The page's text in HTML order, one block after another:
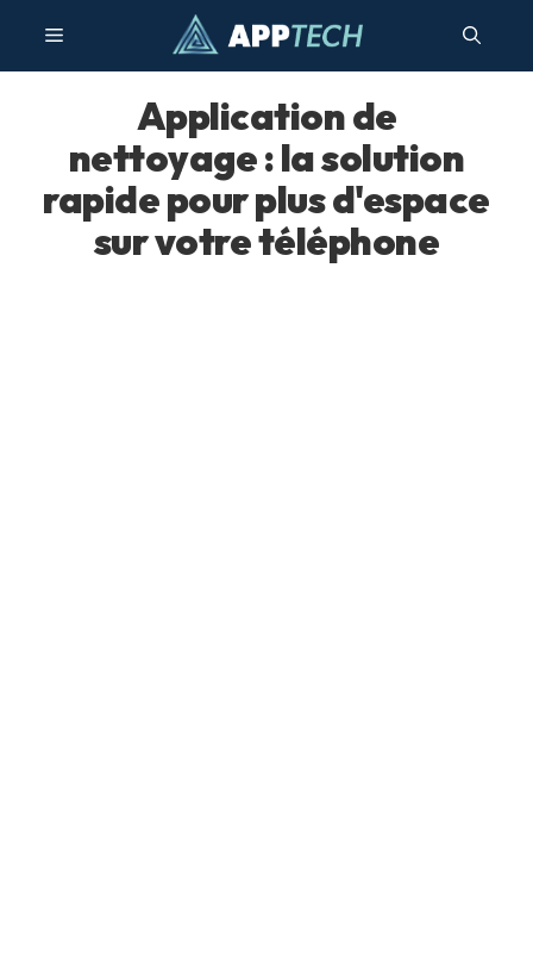
contenu
Menu
Application de
nettoyage : la solution
rapide pour plus d'espace
sur votre téléphone